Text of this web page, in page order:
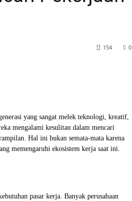
0
154
yang sangat melek teknologi, kreatif,
mengalami kesulitan dalam mencari
Hal ini bukan semata-mata karena
memengaruhi ekosistem kerja saat ini.
pasar kerja. Banyak perusahaan